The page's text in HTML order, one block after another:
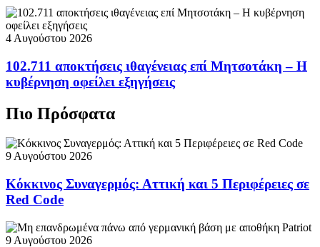
4 Αυγούστου 2026
102.711 αποκτήσεις ιθαγένειας επί Μητσοτάκη – Η
κυβέρνηση οφείλει εξηγήσεις
Πιο Πρόσφατα
9 Αυγούστου 2026
Κόκκινος Συναγερμός: Αττική και 5 Περιφέρειες σε
Red Code
9 Αυγούστου 2026